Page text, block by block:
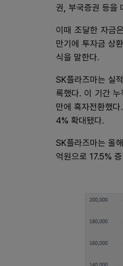
권, 부국증권 등을
이때 조달한 자금
만기에 투자금 상
식을 말한다.
SK플라즈마는 실
록했다. 이 기간
만에 흑자전환했
4% 확대됐다.
SK플라즈마는 올
억원으로 17.5%